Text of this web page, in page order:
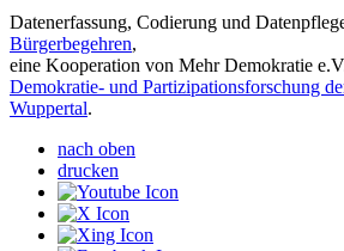
Datenerfassung, Codierung und
Bürgerbegehren,
eine Kooperation von Mehr Demokratie
Demokratie- und Partizipationsforschung
Wuppertal.
nach oben
drucken